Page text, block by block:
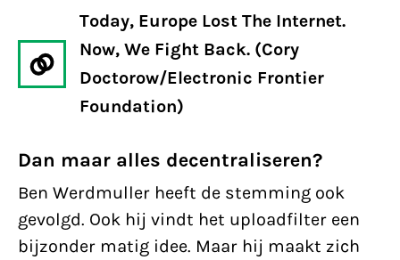
Today, Europe Lost The Internet.
Now, We Fight Back. (Cory
Doctorow/Electronic Frontier
Foundation)
Dan maar alles decentraliseren?
Ben Werdmuller heeft de stemming ook
gevolgd. Ook hij vindt het uploadfilter een
bijzonder matig idee. Maar hij maakt zich